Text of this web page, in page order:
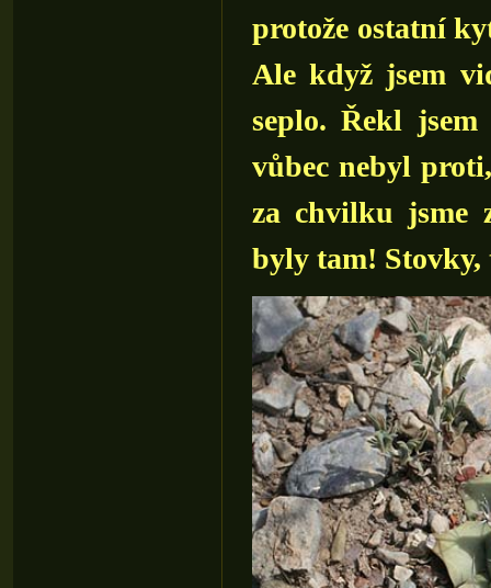
protože ostatní
Ale když jsem
seplo. Řekl
vůbec nebyl
za chvilku jsme
byly tam! Stovky,